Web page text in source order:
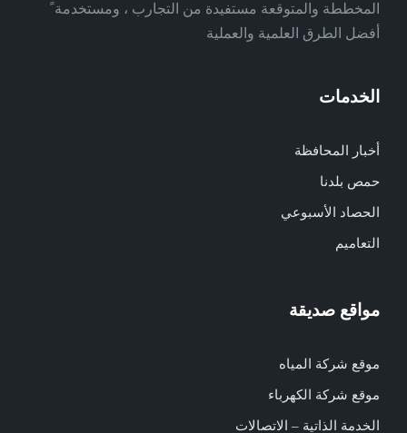
المخططة والمتوقعة مستفيدة من التجارب ، ومستخدمة ً
أفضل الطرق العلمية والعملية
الخدمات
أخبار المحافظة
حمص بلدنا
الحصاد الأسبوعي
التعاميم
مواقع صديقة
موقع شركة المياه
موقع شركة الكهرباء
الخدمة الذاتية – الاتصالات